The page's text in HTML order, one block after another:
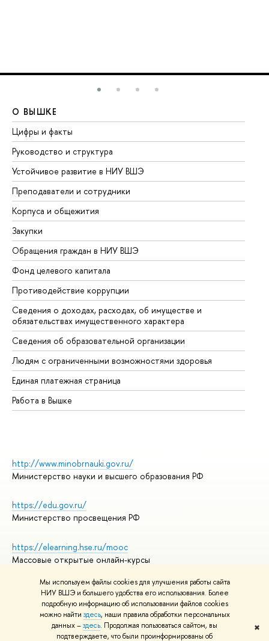
Мы используем файлы cookies для улучшения работы сайта
НИУ ВШЭ и большего удобства его использования. Более
подробную информацию об использовании файлов cookies
можно найти здесь, наши правила обработки персональных
данных –здесь. Продолжая пользоваться сайтом, вы
подтверждаете, что были проинформированы об
✖
О ВЫШКЕ
Цифры и факты
Руководство и структура
Устойчивое развитие в НИУ ВШЭ
Преподаватели и сотрудники
Корпуса и общежития
Закупки
Обращения граждан в НИУ ВШЭ
Фонд целевого капитала
Противодействие коррупции
Сведения о доходах, расходах, об имуществе и
обязательствах имущественного характера
Сведения об образовательной организации
Людям с ограниченными возможностями здоровья
Единая платежная страница
Работа в Вышке
http://www.minobrnauki.gov.ru/
Министерство науки и высшего образования РФ
https://edu.gov.ru/
Министерство просвещения РФ
https://elearning.hse.ru/mooc
Массовые открытые онлайн-курсы
© НИУ ВШЭ 1993–2026
Адреса и контакты
Условия использования материалов
Политика конфиденциальности